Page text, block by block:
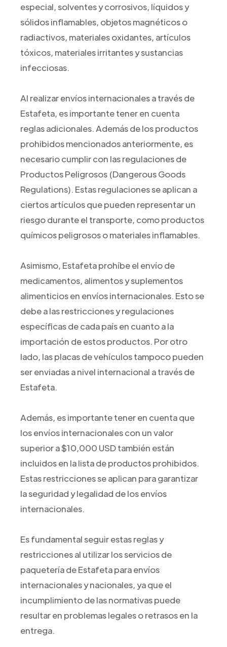
especial, solventes y corrosivos, líquidos y
sólidos inflamables, objetos magnéticos o
radiactivos, materiales oxidantes, artículos
tóxicos, materiales irritantes y sustancias
infecciosas.
Al realizar envíos internacionales a través de
Estafeta, es importante tener en cuenta
reglas adicionales. Además de los productos
prohibidos mencionados anteriormente, es
necesario cumplir con las regulaciones de
Productos Peligrosos (Dangerous Goods
Regulations). Estas regulaciones se aplican a
ciertos artículos que pueden representar un
riesgo durante el transporte, como productos
químicos peligrosos o materiales inflamables.
Asimismo, Estafeta prohíbe el envío de
medicamentos, alimentos y suplementos
alimenticios en envíos internacionales. Esto se
debe a las restricciones y regulaciones
específicas de cada país en cuanto a la
importación de estos productos. Por otro
lado, las placas de vehículos tampoco pueden
ser enviadas a nivel internacional a través de
Estafeta.
Además, es importante tener en cuenta que
los envíos internacionales con un valor
superior a $10,000 USD también están
incluidos en la lista de productos prohibidos.
Estas restricciones se aplican para garantizar
la seguridad y legalidad de los envíos
internacionales.
Es fundamental seguir estas reglas y
restricciones al utilizar los servicios de
paquetería de Estafeta para envíos
internacionales y nacionales, ya que el
incumplimiento de las normativas puede
resultar en problemas legales o retrasos en la
entrega.